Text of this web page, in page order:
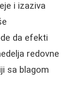
i izaziva
da efekti
redovne
sa blagom